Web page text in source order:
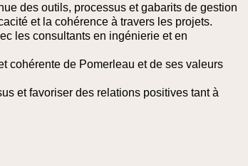
des outils, processus et gabarits de gestion
et la cohérence à travers les projets.
les consultants en ingénierie et en
cohérente de Pomerleau et de ses valeurs
et favoriser des relations positives tant à